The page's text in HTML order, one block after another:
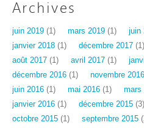
Archives
juin 2019 (1) mars 2019 (1) juin
janvier 2018 (1) décembre 2017 (1)
août 2017 (1) avril 2017 (1)
décembre 2016 (1) novembre 2016
juin 2016 (1) mai 2016 (1) mars
janvier 2016 (1) décembre 2015 (3)
octobre 2015 (1) septembre 2015